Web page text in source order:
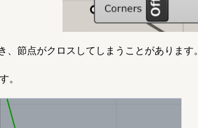
節点がクロスしてしまうことがあります。
。